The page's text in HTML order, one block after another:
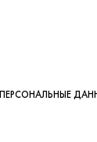
ПЕРСОНАЛЬНЫЕ